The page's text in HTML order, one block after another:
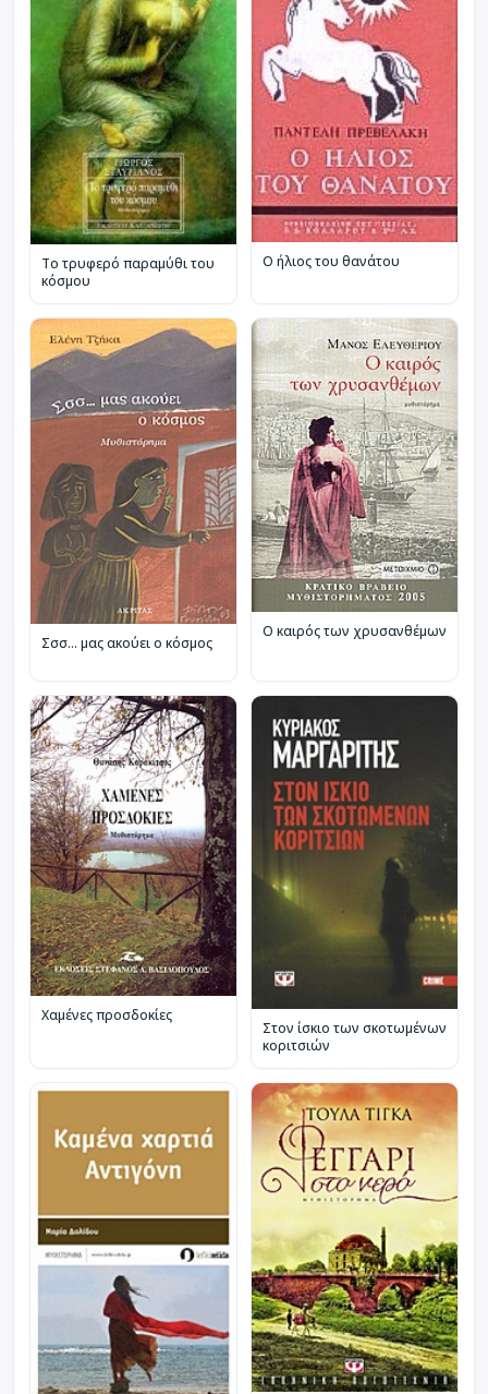
Το τρυφερό παραμύθι του
κόσμου
Ο ήλιος του θανάτου
Σσσ... μας ακούει ο κόσμος
Ο καιρός των χρυσανθέμων
Χαμένες προσδοκίες
Στον ίσκιο των σκοτωμένων
κοριτσιών